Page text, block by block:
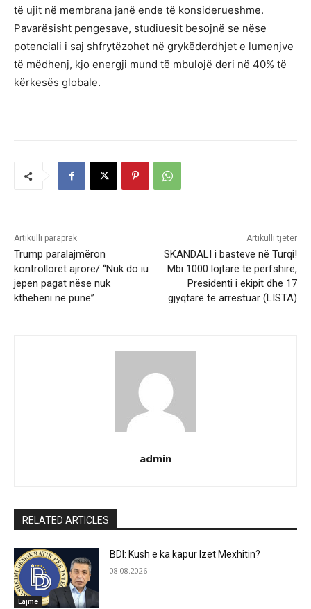
të ujit në membrana janë ende të konsiderueshme.
Pavarësisht pengesave, studiuesit besojnë se nëse
potenciali i saj shfrytëzohet në grykëderdhjet e lumenjve
të mëdhenj, kjo energji mund të mbulojë deri në 40% të
kërkesës globale.
Artikulli paraprak
Trump paralajmëron
kontrollorët ajrorë/ “Nuk do iu
jepen pagat nëse nuk
ktheheni në punë”
Artikulli tjetër
SKANDALI i basteve në Turqi!
Mbi 1000 lojtarë të përfshirë,
Presidenti i ekipit dhe 17
gjyqtarë të arrestuar (LISTA)
admin
RELATED ARTICLES
Lajme
BDI: Kush e ka kapur Izet Mexhitin?
08.08.2026